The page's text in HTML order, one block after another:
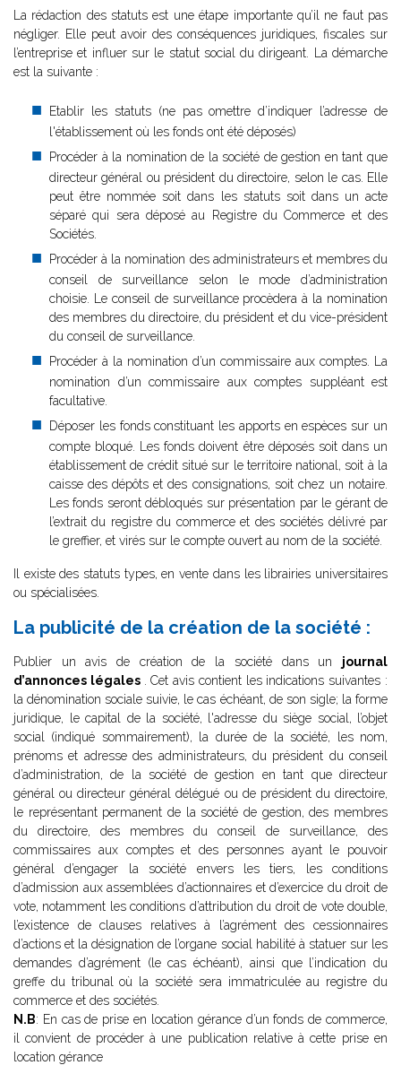
La rédaction des statuts est une étape importante qu’il ne faut pas
négliger. Elle peut avoir des conséquences juridiques, fiscales sur
l’entreprise et influer sur le statut social du dirigeant. La démarche
est la suivante :
Etablir les statuts (ne pas omettre d’indiquer l’adresse de
l'établissement où les fonds ont été déposés)
Procéder à la nomination de la société de gestion en tant que
directeur général ou président du directoire, selon le cas. Elle
peut être nommée soit dans les statuts soit dans un acte
séparé qui sera déposé au Registre du Commerce et des
Sociétés.
Procéder à la nomination des administrateurs et membres du
conseil de surveillance selon le mode d’administration
choisie. Le conseil de surveillance procèdera à la nomination
des membres du directoire, du président et du vice-président
du conseil de surveillance.
Procéder à la nomination d’un commissaire aux comptes. La
nomination d’un commissaire aux comptes suppléant est
facultative.
Déposer les fonds constituant les apports en espèces sur un
compte bloqué. Les fonds doivent être déposés soit dans un
établissement de crédit situé sur le territoire national, soit à la
caisse des dépôts et des consignations, soit chez un notaire.
Les fonds seront débloqués sur présentation par le gérant de
l’extrait du registre du commerce et des sociétés délivré par
le greffier, et virés sur le compte ouvert au nom de la société.
Il existe des statuts types, en vente dans les librairies universitaires
ou spécialisées.
La publicité de la création de la société :
Publier un avis de création de la société dans un journal
d’annonces légales
. Cet avis contient les indications suivantes :
la dénomination sociale suivie, le cas échéant, de son sigle; la forme
juridique, le capital de la société, l'adresse du siège social, l’objet
social (indiqué sommairement), la durée de la société, les nom,
prénoms et adresse des administrateurs, du président du conseil
d’administration, de la société de gestion en tant que directeur
général ou directeur général délégué ou de président du directoire,
le représentant permanent de la société de gestion, des membres
du directoire, des membres du conseil de surveillance, des
commissaires aux comptes et des personnes ayant le pouvoir
général d’engager la société envers les tiers, les conditions
d’admission aux assemblées d’actionnaires et d’exercice du droit de
vote, notamment les conditions d’attribution du droit de vote double,
l’existence de clauses relatives à l’agrément des cessionnaires
d’actions et la désignation de l’organe social habilité à statuer sur les
demandes d’agrément (le cas échéant), ainsi que l’indication du
greffe du tribunal où la société sera immatriculée au registre du
commerce et des sociétés.
N.B: En cas de prise en location gérance d’un fonds de commerce,
il convient de procéder à une publication relative à cette prise en
location gérance